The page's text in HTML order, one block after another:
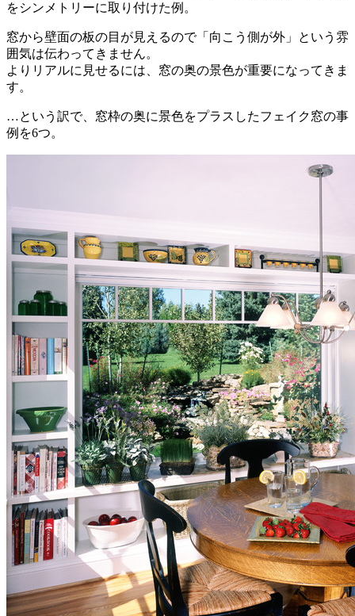
をシンメトリーに取り付けた例。
窓から壁面の板の目が見えるので「向こう側が外」という雰
囲気は伝わってきません。
よりリアルに見せるには、窓の奥の景色が重要になってきま
す。
…という訳で、窓枠の奥に景色をプラスしたフェイク窓の事
例を6つ。